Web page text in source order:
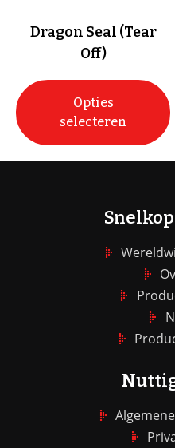
Dragon Seal (Tear
Off)
Opties
selecteren